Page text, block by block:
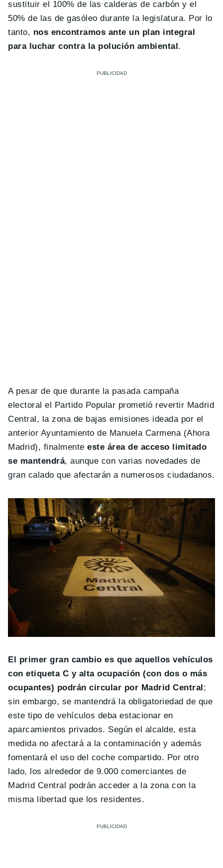
sustituir el 100% de las calderas de carbón y el
50% de las de gasóleo durante la legislatura. Por lo
tanto, nos encontramos ante un plan integral
para luchar contra la polución ambiental .
A pesar de que durante la pasada campaña
electoral el Partido Popular prometió revertir Madrid
Central, la zona de bajas emisiones ideada por el
anterior Ayuntamiento de Manuela Carmena (Ahora
Madrid), finalmente este área de acceso limitado
se mantendrá, aunque con varias novedades de
gran calado que afectarán a numerosos ciudadanos.
El primer gran cambio es que aquellos vehículos
con etiqueta C y alta ocupación (con dos o más
ocupantes) podrán circular por Madrid Central;
sin embargo, se mantendrá la obligatoriedad de que
este tipo de vehículos deba estacionar en
aparcamientos privados. Según el alcalde, esta
medida no afectará a la contaminación y además
fomentará el uso del coche compartido. Por otro
lado, los alrededor de 9.000 comerciantes de
Madrid Central podrán acceder a la zona con la
misma libertad que los residentes.